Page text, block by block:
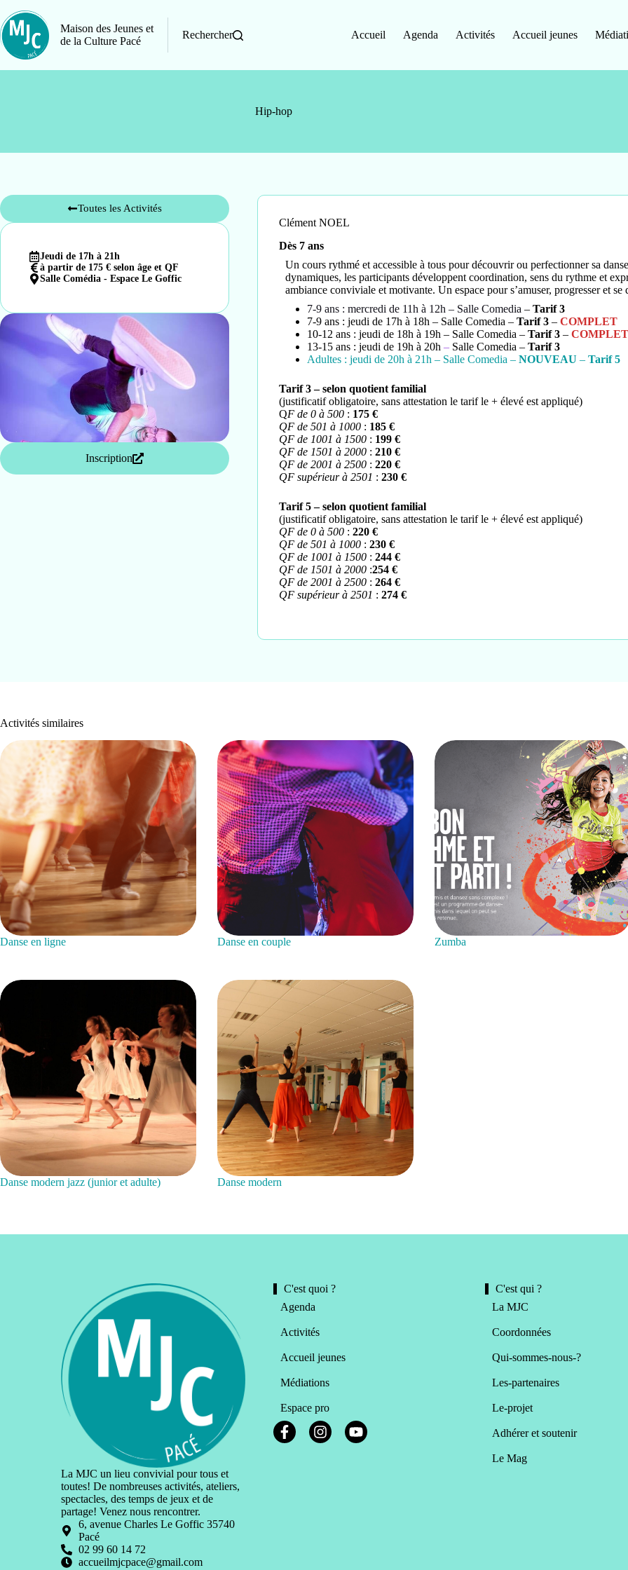
Maison des Jeunes et
de la Culture Pacé
Rechercher Accueil Agenda Activités Accueil jeunes
Hip-hop
Clément NOEL
Dès 7 ans
Un cours rythmé et accessible à tous pour découvrir ou perfectionner sa
dynamiques, les participants développent coordination, sens du rythme et
ambiance conviviale et motivante. Un espace pour s’amuser, progresser et
7-9 ans : mercredi de 11h à 12h – Salle Comedia – Tarif 3
7-9 ans : jeudi de 17h à 18h – Salle Comedia – Tarif 3– COMPLET
10-12 ans : jeudi de 18h à 19h – Salle Comedia – Tarif 3– COMPLET
13-15 ans : jeudi de 19h à 20h – Salle Comedia – Tarif 3
Adultes : jeudi de 20h à 21h – Salle Comedia – NOUVEAU –Tarif 5
Tarif 3 – selon quotient familial
(justificatif obligatoire, sans attestation le tarif le + élevé est appliqué)
QF de 0 à 500: 175 €
QF de 501 à 1000 : 185 €
QF de 1001 à 1500: 199 €
QF de 1501 à 2000: 210 €
QF de 2001 à 2500: 220 €
QF supérieur à 2501 : 230 €
Tarif 5 – selon quotient familial
(justificatif obligatoire, sans attestation le tarif le + élevé est appliqué)
QF de 0 à 500: 220 €
QF de 501 à 1000 : 230 €
QF de 1001 à 1500: 244 €
QF de 1501 à 2000:254 €
QF de 2001 à 2500: 264 €
QF supérieur à 2501 : 274 €
Toutes les Activités
Jeudi de 17h à 21h
à partir de 175 € selon âge et QF
Salle Comédia - Espace Le Goffic
Inscription
Activités similaires
Danse en ligne Danse en couple Zumba
Danse modern jazz (junior et adulte) Danse modern
La MJC un lieu convivial pour tous et
toutes! De nombreuses activités, ateliers,
spectacles, des temps de jeux et de
partage! Venez nous rencontrer.
6, avenue Charles Le Goffic 35740
Pacé
02 99 60 14 72
accueilmjcpace@gmail.com
C'est quoi ?
Agenda
Activités
Accueil jeunes
Médiations
Espace pro
C'est qui ?
La MJC
Coordonnées
Qui-sommes-nous-?
Les-partenaires
Le-projet
Adhérer et soutenir
Le Mag